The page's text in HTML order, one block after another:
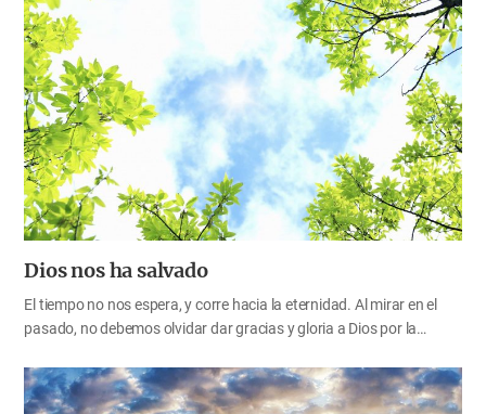
lugares donde la evangelización es difícil debido a las condiciones
económicas y socio-culturales. Todos ellos dicen que caminan más
cerca del Padre y la Madre en medio de las situaciones difíciles. Ya
que siempre están gozosos y agradecidos a pesar de las
dificultades y aflicciones, el evangelio puede expandirse
rápidamente al mundo entero, ¿no es así? Estoy muy orgulloso de
mis hermanos y hermanas…
Dios nos ha salvado
El tiempo no nos espera, y corre hacia la eternidad. Al mirar en el
pasado, no debemos olvidar dar gracias y gloria a Dios por la
sacrifican sus padres por ellos. Incluso cuando han crecido, olvidan
fácilmente el amor a sus padres, como si hubieran crecido por sí